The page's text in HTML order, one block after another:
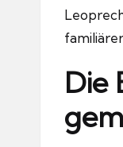
Die